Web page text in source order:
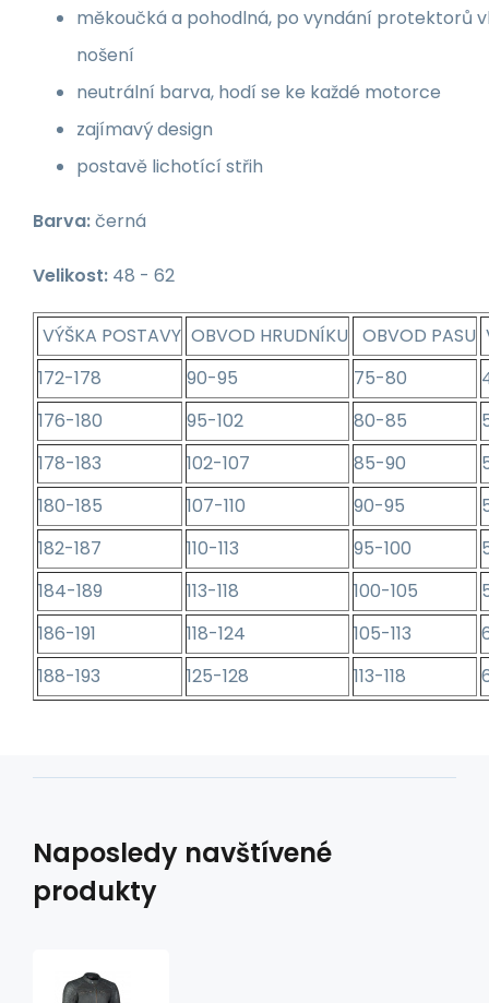
měkoučká a pohodlná, po vyndání protektorů
nošení
neutrální barva, hodí se ke každé motorce
zajímavý design
postavě lichotící střih
Barva:černá
Velikost: 48 - 62
VÝŠKA POSTAVY OBVOD HRUDNÍKU OBVOD PASU
172-178
90-95 75-80
176-180
95-102 80-85
178-183
102-107 85-90
180-185
107-110 90-95
182-187
110-113 95-100
184-189
113-118 100-105
186-191
118-124 105-113
188-193
125-128 113-118
Naposledy navštívené
produkty